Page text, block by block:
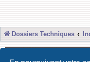
Dossiers Techniques